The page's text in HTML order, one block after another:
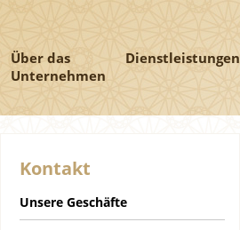
Über das
Unternehmen
Dienstleistungen
Kontakt
Unsere Geschäfte